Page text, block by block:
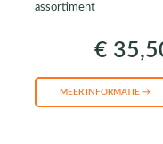
assortiment
€
MEER INFORMATIE →